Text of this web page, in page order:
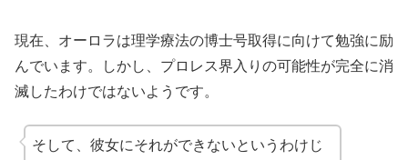
現在、オーロラは理学療法の博士号取得に向けて勉強に励
んでいます。しかし、プロレス界入りの可能性が完全に消
滅したわけではないようです。
そして、彼女にそれができないというわけじ